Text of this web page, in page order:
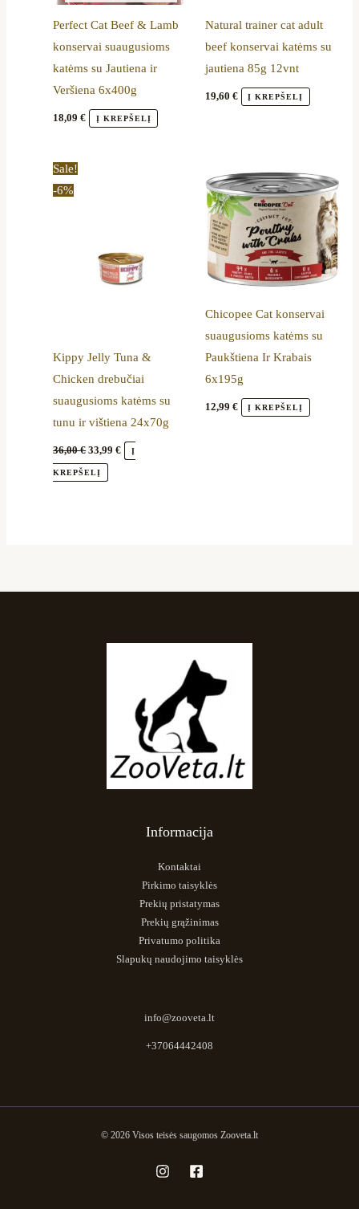
Perfect Cat Beef & Lamb
konservai suaugusioms
katėms su Jautiena ir
Veršiena 6x400g
18,09€ Į KREPŠELĮ
Natural trainer cat adult
beef konservai katėms su
jautiena 85g 12vnt
19,60 € Į KREPŠELĮ
Sale!
-6%
Kippy Jelly Tuna &
Chicken drebučiai
suaugusioms katėms su
tunu ir vištiena 24x70g
36,00€ 33,99€ Į
KREPŠELĮ
Chicopee Cat konservai
suaugusioms katėms su
Paukštiena Ir Krabais
6x195g
12,99 € Į KREPŠELĮ
Informacija
Kontaktai
Pirkimo taisyklės
Prekių pristatymas
Prekių grąžinimas
Privatumo politika
Slapukų naudojimo taisyklės
info@zooveta.lt
+37064442408
© 2026 Visos teisės saugomos Zooveta.lt